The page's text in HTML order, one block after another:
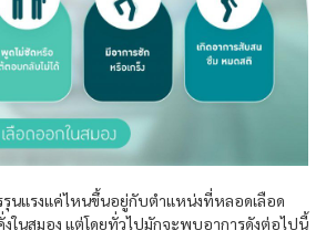
รุนแรงแค่ไหนขึ้นอยู่กับตำแหน่งที่หลอดเลือด
ในสมอง แต่โดยทั่วไปมักจะพบอาการดังต่อไปนี้